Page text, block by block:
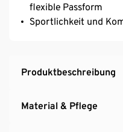
flexible Passform
Sportlichkeit und
Produktbeschreibung
Material & Pflege